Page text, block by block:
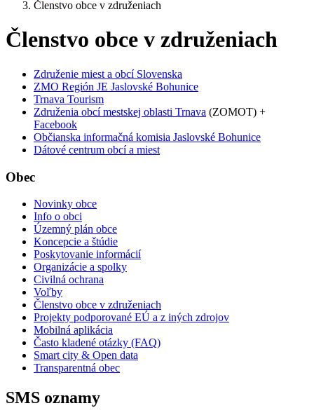
Členstvo obce v združeniach
Členstvo obce v združeniach
Združenie miest a obcí Slovenska
ZMO Región JE Jaslovské Bohunice
Trnava Tourism
Združenia obcí mestskej oblasti Trnava (ZOMOT) +
Facebook
Občianska informačná komisia Jaslovské Bohunice
Dátové centrum obcí a miest
Obec
Novinky obce
Info o obci
Územný plán obce
Koncepcie a štúdie
Poskytovanie informácií
Organizácie a spolky
Civilná ochrana
Voľby
Členstvo obce v združeniach
Projekty podporované EÚ a z iných zdrojov
Mobilná aplikácia
Často kladené otázky (FAQ)
Smart city & Open data
Transparentná obec
SMS oznamy